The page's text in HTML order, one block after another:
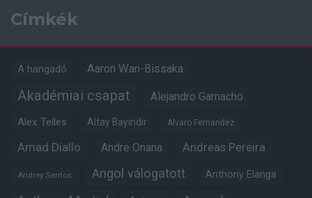
Címkék
A hangadó Aaron Wan-Bissaka
Akadémiai csapat Alejandro Garnacho
Alex Telles Altay Bayindir Alvaro Fernandez
Amad Diallo Andre Onana Andreas Pereira
Andrey Santos Angol válogatott Anthony Elanga